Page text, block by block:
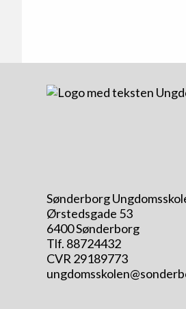
Sønderborg
Ørstedsgade 53
6400 Sønderborg
Tlf. 88724432
CVR 29189773